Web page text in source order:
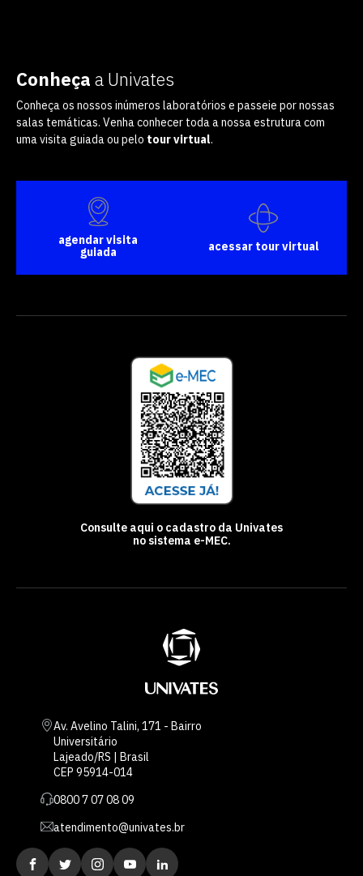
Conheça a Univates
Conheça os nossos inúmeros laboratórios e passeie por nossas
salas temáticas. Venha conhecer toda a nossa estrutura com
uma visita guiada ou pelo tour virtual.
agendar visita
guiada
acessar tour virtual
Consulte aqui o cadastro da Univates
no sistema e-MEC.
Av. Avelino Talini, 171 - Bairro
Universitário
Lajeado/RS | Brasil
CEP 95914-014
0800 7 07 08 09
atendimento@univates.br